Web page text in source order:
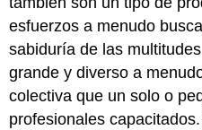
esfuerzos a menudo
sabiduría de las
grande y diverso a
colectiva que un solo o
profesionales